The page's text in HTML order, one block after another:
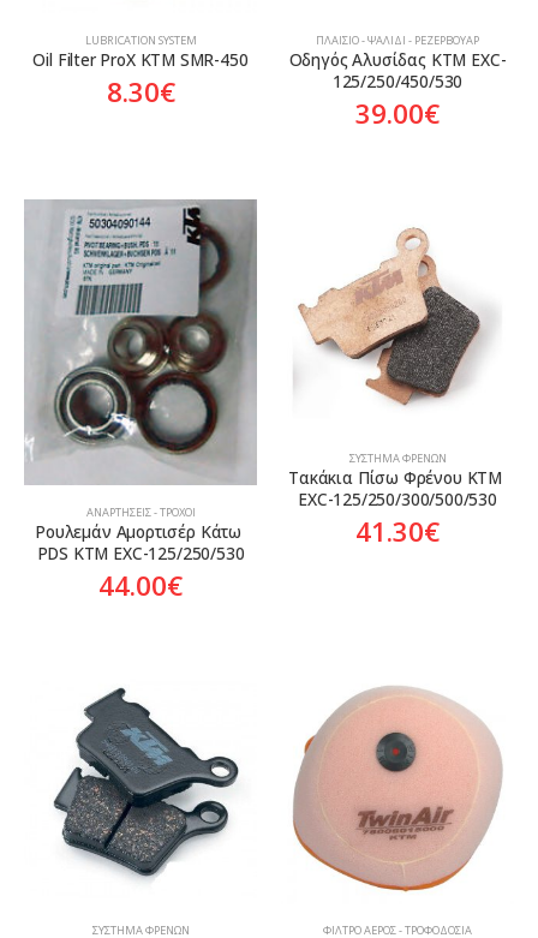
LUBRICATION SYSTEM
Oil Filter ProX KTM SMR-450
8.30€
ΠΛΑΊΣΙΟ - ΨΑΛΊΔΙ - ΡΕΖΕΡΒΟΥΆΡ
Οδηγός Αλυσίδας KTM EXC-
125/250/450/530
39.00€
ΑΝΑΡΤΉΣΕΙΣ - ΤΡΟΧΟΊ
Ρουλεμάν Αμορτισέρ Κάτω
PDS KTM EXC-125/250/530
44.00€
ΣΎΣΤΗΜΑ ΦΡΈΝΩΝ
Τακάκια Πίσω Φρένου KTM
EXC-125/250/300/500/530
41.30€
ΣΎΣΤΗΜΑ ΦΡΈΝΩΝ ΦΊΛΤΡΟ ΑΈΡΟΣ - ΤΡΟΦΟΔΟΣΊΑ